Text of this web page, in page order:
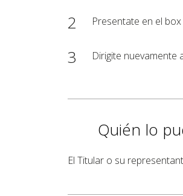
2 Presentate en el
3 Dirigite nuevamente
Quién lo
El Titular o su